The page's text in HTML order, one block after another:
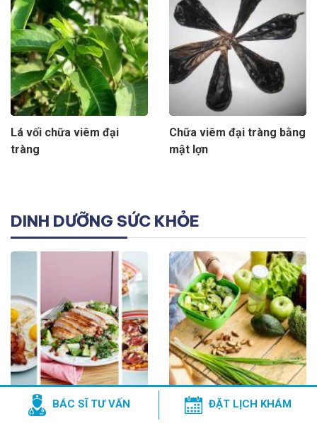
Lá vối chữa viêm đại
tràng
Chữa viêm đại tràng bằng
mật lợn
DINH DƯỠNG SỨC KHỎE
Viêm Đại Tràng Nên Ăn Gì
Hội chứng ruột kích thích
BÁC SĨ TƯ VẤN ĐẶT LỊCH KHÁM